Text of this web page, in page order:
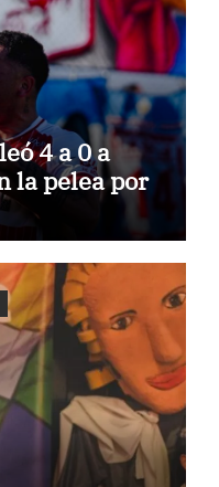
4 a 0 a
la pelea por